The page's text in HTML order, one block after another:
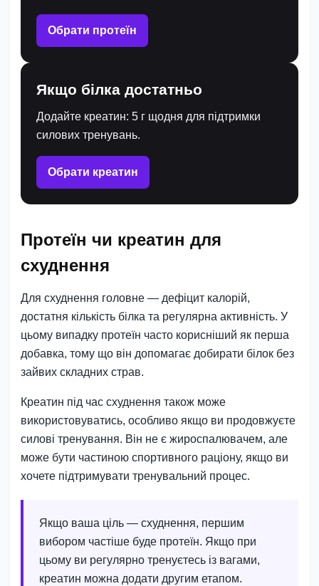
Обрати протеїн
Якщо білка достатньо
Додайте креатин: 5 г щодня для підтримки
силових тренувань.
Обрати креатин
Протеїн чи креатин для
схуднення
Для схуднення головне — дефіцит калорій,
достатня кількість білка та регулярна активність. У
цьому випадку протеїн часто корисніший як перша
добавка, тому що він допомагає добирати білок без
зайвих складних страв.
Креатин під час схуднення також може
використовуватись, особливо якщо ви продовжуєте
силові тренування. Він не є жироспалювачем, але
може бути частиною спортивного раціону, якщо ви
хочете підтримувати тренувальний процес.
Якщо ваша ціль — схуднення, першим
вибором частіше буде протеїн. Якщо при
цьому ви регулярно тренуєтесь із вагами,
креатин можна додати другим етапом.